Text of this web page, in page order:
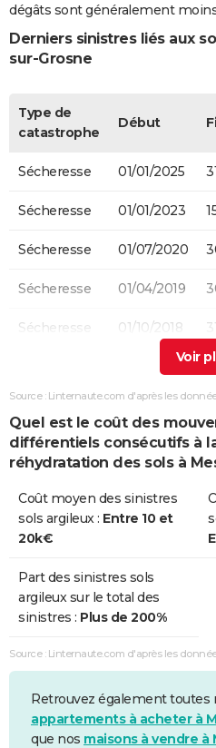
dégâts sont généralement
Derniers sinistres liés aux
sur-Grosne
Type de
catastrophe
Début
Sécheresse 01/01/2025
Sécheresse 01/01/2023
Sécheresse 01/07/2020
Sécheresse 01/04/2019
Sécheresse 01/10/2018
01/07/2015
01/07/2003
Source : Linternaute.com d'après les
Quel est le coût des
différentiels consécutifs à
réhydratation des sols à
Coût moyen des sinistres
sols argileux : Entre 10 et
20k€
Part des sinistres sols
argileux sur le total des
sinistres : Plus de 200%
Source : Linternaute.com d'après les
Retrouvez également toutes
appartements à acheter à
que nos maisons à vendre à